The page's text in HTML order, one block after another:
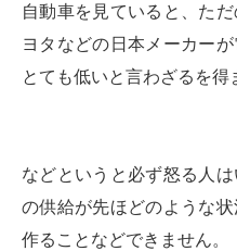
自動車を見ていると、た
ヨタなどの日本メーカー
とても低いと言わざるを得
などというと必ず怒る人
の供給が先ほどのような
作ることなどできません。